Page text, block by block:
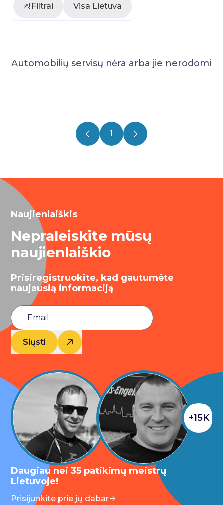
Filtrai Visa Lietuva
Automobilių servisų nėra arba jie nerodomi
1
Naujienlaiškis
Nepraleiskite mūsų
naujienlaiškio
Prisiregistruokite, kad gautumėte
naujausią informaciją
Siųsti
+15K
Daugiau nei 35 patikimų meistrų
Lietuvoje!
Prisijunkite prie jų dabar